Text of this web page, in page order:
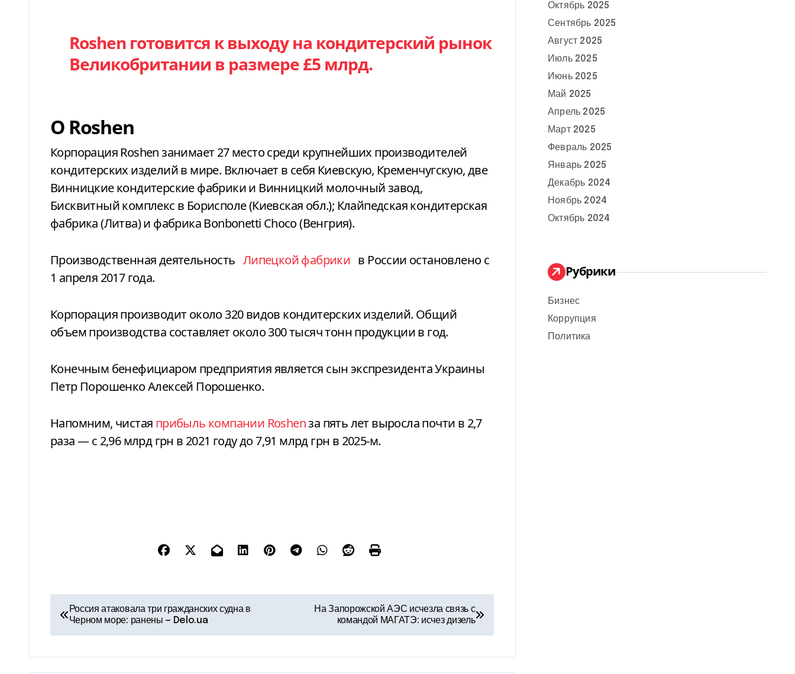
Roshen готовится к выходу на кондитерский рынок
Великобритании в размере £5 млрд.
О Roshen
Корпорация Roshen занимает 27 место среди крупнейших производителей
кондитерских изделий в мире. Включает в себя Киевскую, Кременчугскую, две
Винницкие кондитерские фабрики и Винницкий молочный завод,
Бисквитный комплекс в Борисполе (Киевская обл.); Клайпедская кондитерская
фабрика (Литва) и фабрика Bonbonetti Choco (Венгрия).
Производственная деятельность Липецкой фабрики в России остановлено с
1 апреля 2017 года.
Корпорация производит около 320 видов кондитерских изделий. Общий
объем производства составляет около 300 тысяч тонн продукции в год.
Конечным бенефициаром предприятия является сын экспрезидента Украины
Петр Порошенко Алексей Порошенко.
Напомним, чистая прибыль компании Roshenза пять лет выросла почти в 2,7
раза — с 2,96 млрд грн в 2021 году до 7,91 млрд грн в 2025-м.
Н
а
в
Россия атаковала три гражданских судна в
Черном море: ранены — Delo.ua
На Запорожской АЭС исчезла связь с
командой МАГАТЭ: исчез дизель
Октябрь 2025
Сентябрь 2025
Август 2025
Июль 2025
Июнь 2025
Май 2025
Апрель 2025
Март 2025
Февраль 2025
Январь 2025
Декабрь 2024
Ноябрь 2024
Октябрь 2024
Рубрики
Бизнес
Коррупция
Политика